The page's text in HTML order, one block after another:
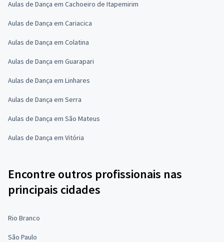
Aulas de Dança em Cachoeiro de Itapemirim
Aulas de Dança em Cariacica
Aulas de Dança em Colatina
Aulas de Dança em Guarapari
Aulas de Dança em Linhares
Aulas de Dança em Serra
Aulas de Dança em São Mateus
Aulas de Dança em Vitória
Encontre outros profissionais nas
principais cidades
Rio Branco
São Paulo